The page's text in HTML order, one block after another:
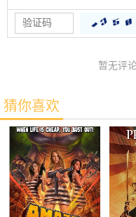
暂无评
猜你喜欢